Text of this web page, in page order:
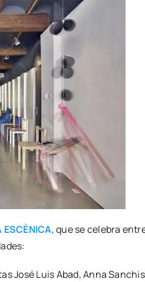
ESCÈNICA, que se cele­bra
José Luis Abad, Anna